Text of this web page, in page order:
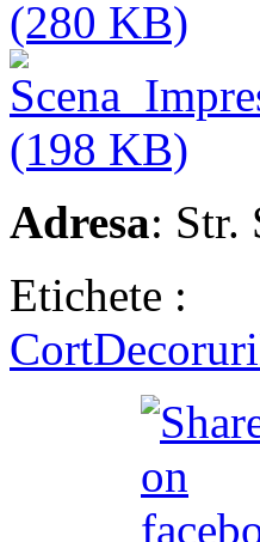
Adresa: Str.
Etichete :
CortDecoruri